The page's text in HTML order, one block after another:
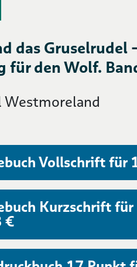
das Gruselrudel
für den Wolf.
Westmoreland
Vollschrift für
Kurzschrift für
€